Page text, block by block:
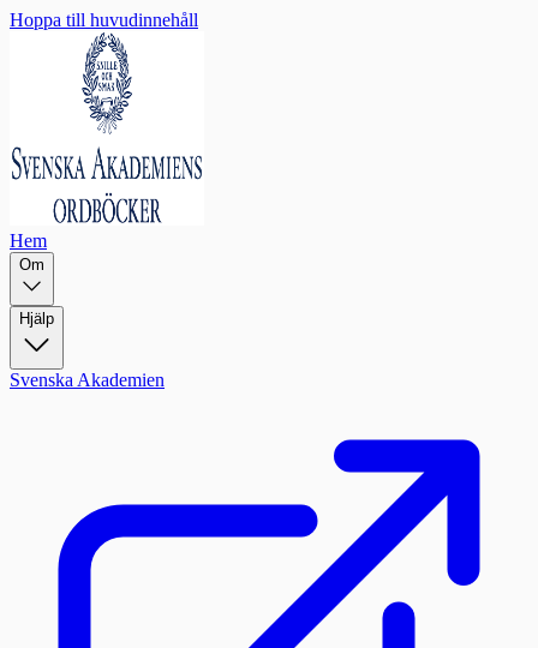
Hoppa till huvudinnehåll
Hem
Om
Hjälp
Svenska Akademien